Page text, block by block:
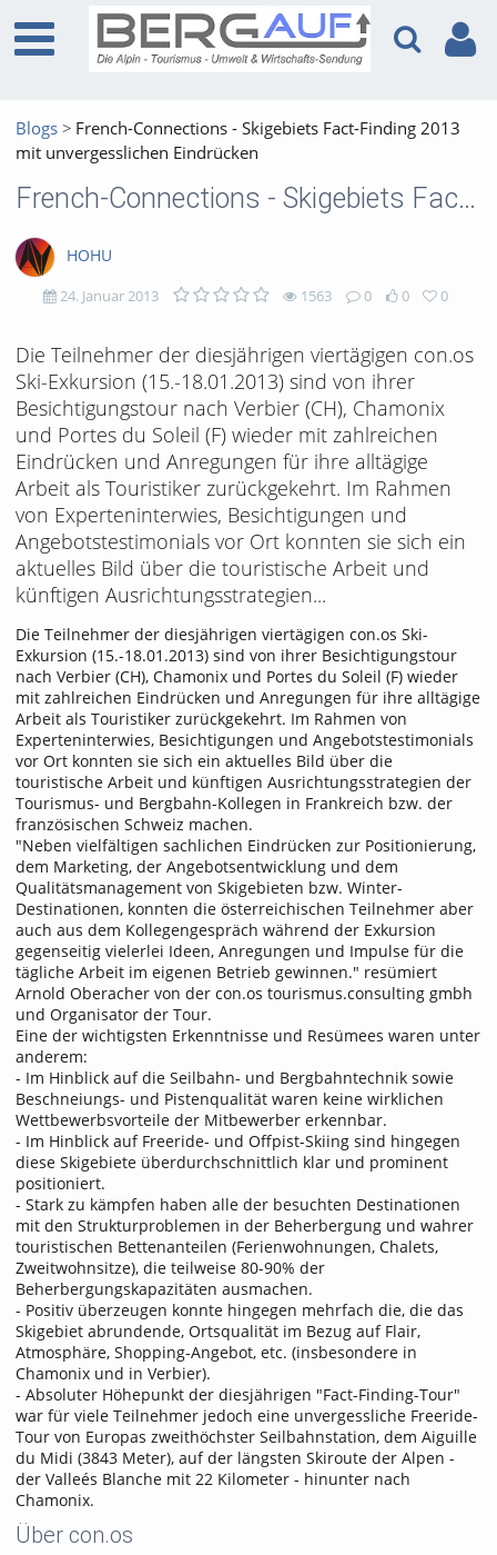
Blogs
French-Connections - Skigebiets Fact-Finding 2013
mit unvergesslichen Eindrücken
French-Connections - Skigebiets Fact-Finding 2013 mit unvergesslichen Eindrücken
HOHU
24. Januar 2013 1563
1563
views
0
Kommentare
0
likes
0
favorites
Die Teilnehmer der diesjährigen viertägigen con.os
Ski-Exkursion (15.-18.01.2013) sind von ihrer
Besichtigungstour nach Verbier (CH), Chamonix
und Portes du Soleil (F) wieder mit zahlreichen
Eindrücken und Anregungen für ihre alltägige
Arbeit als Touristiker zurückgekehrt. Im Rahmen
von Experteninterwies, Besichtigungen und
Angebotstestimonials vor Ort konnten sie sich ein
aktuelles Bild über die touristische Arbeit und
künftigen Ausrichtungsstrategien...
Die Teilnehmer der diesjährigen viertägigen con.os Ski-
Exkursion (15.-18.01.2013) sind von ihrer Besichtigungstour
nach Verbier (CH), Chamonix und Portes du Soleil (F) wieder
mit zahlreichen Eindrücken und Anregungen für ihre alltägige
Arbeit als Touristiker zurückgekehrt. Im Rahmen von
Experteninterwies, Besichtigungen und Angebotstestimonials
vor Ort konnten sie sich ein aktuelles Bild über die
touristische Arbeit und künftigen Ausrichtungsstrategien der
Tourismus- und Bergbahn-Kollegen in Frankreich bzw. der
französischen Schweiz machen.
"Neben vielfältigen sachlichen Eindrücken zur Positionierung,
dem Marketing, der Angebotsentwicklung und dem
Qualitätsmanagement von Skigebieten bzw. Winter-
Destinationen, konnten die österreichischen Teilnehmer aber
auch aus dem Kollegengespräch während der Exkursion
gegenseitig vielerlei Ideen, Anregungen und Impulse für die
tägliche Arbeit im eigenen Betrieb gewinnen." resümiert
Arnold Oberacher von der con.os tourismus.consulting gmbh
und Organisator der Tour.
Eine der wichtigsten Erkenntnisse und Resümees waren unter
anderem:
- Im Hinblick auf die Seilbahn- und Bergbahntechnik sowie
Beschneiungs- und Pistenqualität waren keine wirklichen
Wettbewerbsvorteile der Mitbewerber erkennbar.
- Im Hinblick auf Freeride- und Offpist-Skiing sind hingegen
diese Skigebiete überdurchschnittlich klar und prominent
positioniert.
- Stark zu kämpfen haben alle der besuchten Destinationen
mit den Strukturproblemen in der Beherbergung und wahrer
touristischen Bettenanteilen (Ferienwohnungen, Chalets,
Zweitwohnsitze), die teilweise 80-90% der
Beherbergungskapazitäten ausmachen.
- Positiv überzeugen konnte hingegen mehrfach die, die das
Skigebiet abrundende, Ortsqualität im Bezug auf Flair,
Atmosphäre, Shopping-Angebot, etc. (insbesondere in
Chamonix und in Verbier).
- Absoluter Höhepunkt der diesjährigen "Fact-Finding-Tour"
war für viele Teilnehmer jedoch eine unvergessliche Freeride-
Tour von Europas zweithöchster Seilbahnstation, dem Aiguille
du Midi (3843 Meter), auf der längsten Skiroute der Alpen -
der Valleés Blanche mit 22 Kilometer - hinunter nach
Chamonix.
Über con.os